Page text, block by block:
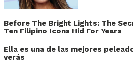
Before The Bright Lights: The
Ten Filipino Icons Hid For Years
Ella es una de las mejores
verás